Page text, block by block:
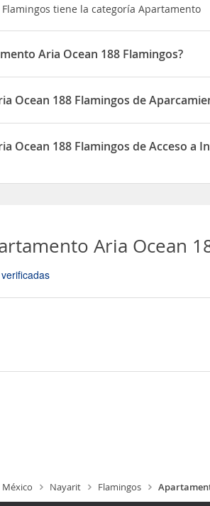
tiene la categoría Apartamento
Aria Ocean 188 Flamingos?
está situado en 435 Paseo de
Ocean 188 Flamingos de
Flamingos dispone de Aparcamiento
Ocean 188 Flamingos de Acceso a
Aria Ocean
México Nayarit Flamingos